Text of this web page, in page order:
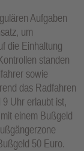
Aufgaben
um
die Einhaltung
standen
sowie
das Radfahren
Uhr erlaubt ist,
einem Bußgeld
50 Euro.